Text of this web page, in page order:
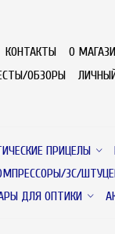
КОНТАКТЫ
О
ОБЗОРЫ
ПРИЦЕЛЫ
ЗС/
ДЛЯ ОПТИКИ